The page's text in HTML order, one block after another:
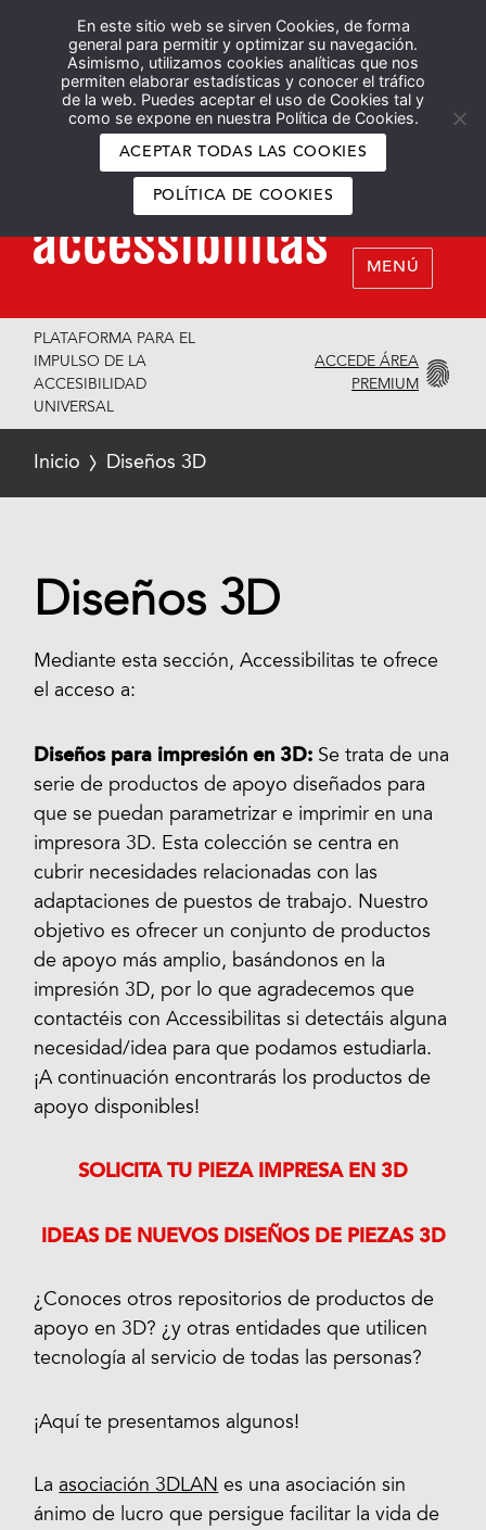
En este sitio web se sirven Cookies, de forma
general para permitir y optimizar su navegación.
Asimismo, utilizamos cookies analíticas que nos
permiten elaborar estadísticas y conocer el tráfico
de la web. Puedes aceptar el uso de Cookies tal y
como se expone en nuestra Política de Cookies.
ACEPTAR TODAS LAS COOKIES
POLÍTICA DE COOKIES
Español English
MENÚ
PLATAFORMA PARA EL
IMPULSO DE LA
ACCESIBILIDAD
UNIVERSAL
ACCEDE ÁREA
PREMIUM
Inicio Diseños 3D
Diseños 3D
Mediante esta sección, Accessibilitas te ofrece
el acceso a:
Diseños para impresión en 3D: Se trata de una
serie de productos de apoyo diseñados para
que se puedan parametrizar e imprimir en una
impresora 3D. Esta colección se centra en
cubrir necesidades relacionadas con las
adaptaciones de puestos de trabajo. Nuestro
objetivo es ofrecer un conjunto de productos
de apoyo más amplio, basándonos en la
impresión 3D, por lo que agradecemos que
contactéis con Accessibilitas si detectáis alguna
necesidad/idea para que podamos estudiarla.
¡A continuación encontrarás los productos de
apoyo disponibles!
SOLICITA TU PIEZA IMPRESA EN 3D
IDEAS DE NUEVOS DISEÑOS DE PIEZAS 3D
¿Conoces otros repositorios de productos de
apoyo en 3D? ¿y otras entidades que utilicen
tecnología al servicio de todas las personas?
¡Aquí te presentamos algunos!
La asociación 3DLAN es una asociación sin
ánimo de lucro que persigue facilitar la vida de